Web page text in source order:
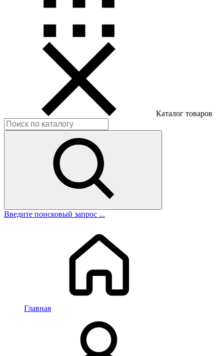
Каталог товаров
Введите поисковый запрос ...
Главная